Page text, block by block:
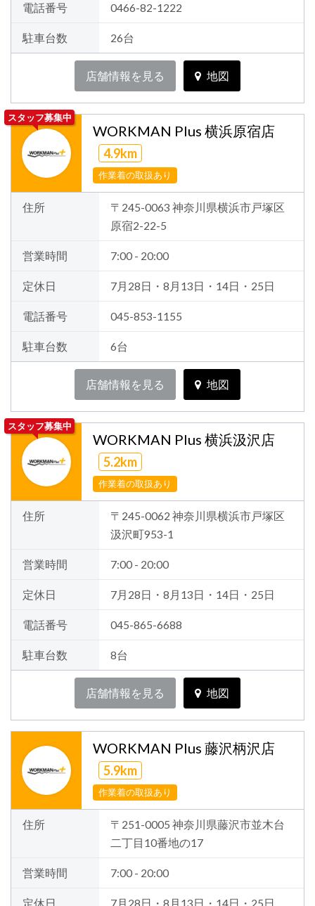
電話番号 0466-82-1222
駐車台数 26台
店舗情報を見る 地図
スタッフ募集中
WORKMAN Plus 横浜原宿店
4.9km
作業着の取扱あり
住所
〒245-0063 神奈川県横浜市戸塚区
原宿2-22-5
営業時間 7:00 - 20:00
定休日 7月28日・8月13日・14日・25日
電話番号 045-853-1155
駐車台数 6台
店舗情報を見る 地図
スタッフ募集中
WORKMAN Plus 横浜汲沢店
5.2km
作業着の取扱あり
住所
〒245-0062 神奈川県横浜市戸塚区
汲沢町953-1
営業時間 7:00 - 20:00
定休日 7月28日・8月13日・14日・25日
電話番号 045-865-6688
駐車台数 8台
店舗情報を見る 地図
WORKMAN Plus 藤沢柄沢店
5.9km
作業着の取扱あり
住所
〒251-0005 神奈川県藤沢市並木台
二丁目10番地の17
営業時間 7:00 - 20:00
定休日 7月28日・8月13日・14日・25日